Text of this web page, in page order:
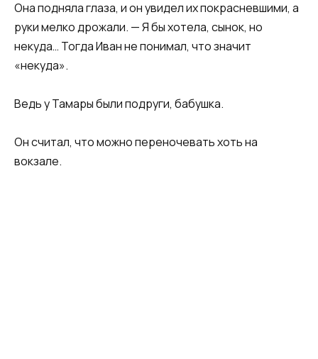
Она подняла глаза, и он увидел их покрасневшими, а
руки мелко дрожали. — Я бы хотела, сынок, но
некуда… Тогда Иван не понимал, что значит
«некуда».
Ведь у Тамары были подруги, бабушка.
Он считал, что можно переночевать хоть на
вокзале.